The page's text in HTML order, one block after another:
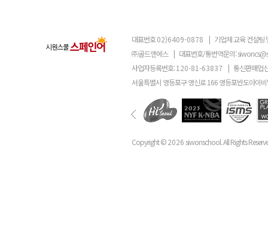
대표번호02)6409-0878 | 기업체 교육 컨설팅
㈜골드앤에스 | 대표번호/통번역문의:
사업자등록번호:120-81-63837 | 통신판매업
서울특별시 영등포구 영신로 166 영등포반도아이
Copyright ©2026 siwonschool. All Rights